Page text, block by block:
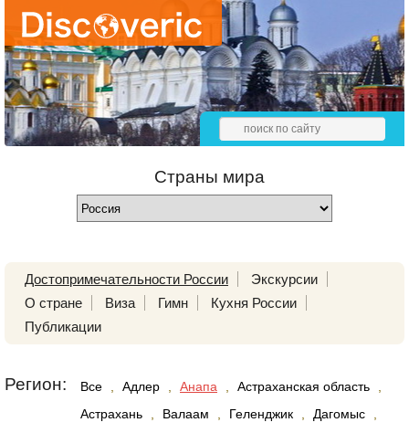
Страны мира
Достопримечательности России
Экскурсии
О стране
Виза Гимн
Кухня России
Публикации
Регион: Все Адлер Анапа Астраханская область
Астрахань
Валаам Геленджик Дагомыс